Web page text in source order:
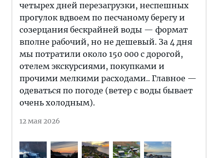
четырех дней перезагрузки, неспешных
прогулок вдвоем по песчаному берегу и
созерцания бескрайней воды — формат
вполне рабочий, но не дешевый. За 4 дня
мы потратили около 150 000 с дорогой,
отелем экскурсиями, покупками и
прочими мелкими расходами.. Главное —
одеваться по погоде (ветер с воды бывает
очень холодным).
12 мая 2026